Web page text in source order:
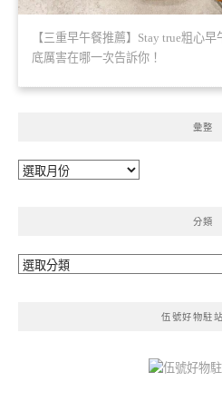
【三重早午餐推薦】Stay true粗心
底厲害在哪一次告訴你！
彙整
彙
分類
分
伍號好物駐